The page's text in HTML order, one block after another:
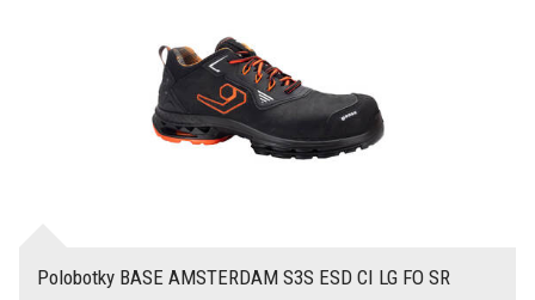
Polobotky BASE AMSTERDAM S3S ESD CI LG FO SR